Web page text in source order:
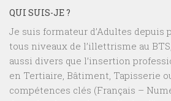
QUI SUIS-JE ?
Je suis formateur d’Adultes depuis
tous niveaux de l’illettrisme au
aussi divers que l’insertion
en Tertiaire, Bâtiment, Tapisserie
compétences clés (Français –